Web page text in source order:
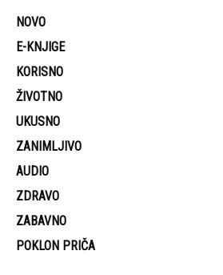
NOVO
E-KNJIGE
KORISNO
ŽIVOTNO
UKUSNO
ZANIMLJIVO
AUDIO
ZDRAVO
ZABAVNO
POKLON PRIČA